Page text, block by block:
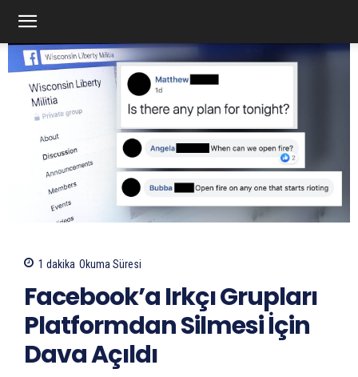
1 dakika Okuma Süresi
Facebook’a Irkçı Grupları
Platformdan Silmesi İçin
Dava Açıldı